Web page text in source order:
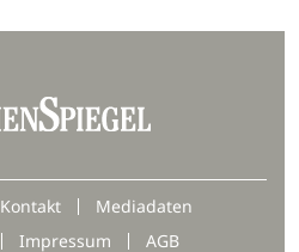
Kontakt
Mediadaten
Impressum AGB